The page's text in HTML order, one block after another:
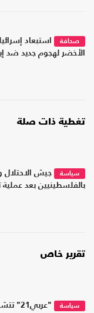
صحافة
استبعاد
الأخضر لهجوم جديد ضد
تغطية ذات صلة
سياسة
جيش الاحتلال
بالفلسطينيين بعد عملية
تقرير خاص
سياسة